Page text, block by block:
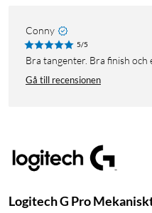
Conny
5/5
Bra tangenter. Bra finish
Gå till recensionen
Logitech G Pro